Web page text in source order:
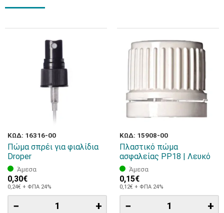
ΚΩΔ: 16316-00
Πώμα σπρέι για φιαλίδια
Droper
Άμεσα
0,30€
0,24€ + ΦΠΑ 24%
− +
ΚΩΔ: 15908-00
Πλαστικό πώμα
ασφαλείας PP18 | Λευκό
Άμεσα
0,15€
0,12€ + ΦΠΑ 24%
− +